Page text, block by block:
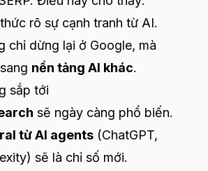
rõ sự cạnh tranh từ AI.
chỉ dừng lại ở Google, mà
nền tảng AI khác.
sắp tới
sẽ ngày càng phổ biến.
từ AI agents (ChatGPT,
sẽ là chỉ số mới.